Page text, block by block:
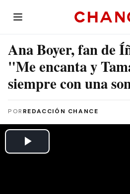
Ana Boyer, fan de
"Me encanta y
siempre con una
POR REDACCIÓN CHANCE